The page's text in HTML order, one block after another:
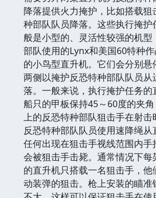
降落提供火力掩护，比如搭载
种部队队员降落。这些执行掩护
般是小型的、灵活性较强的机型
部队使用的Lynx和美国60特种
的小鸟型直升机。它们会分别悬
两侧以掩护反恐特种部队队员从
落。一般来说，执行掩护任务的
船只的甲板保持45～60度的夹
上的反恐特种部队狙击手在射击
反恐特种部队队员使用速降绳从
任何出现在狙击手视线范围内手
会被狙击手击毙。通常情况下每
的直升机只搭载一名狙击手，他
动装弹的狙击。枪上安装的瞄准